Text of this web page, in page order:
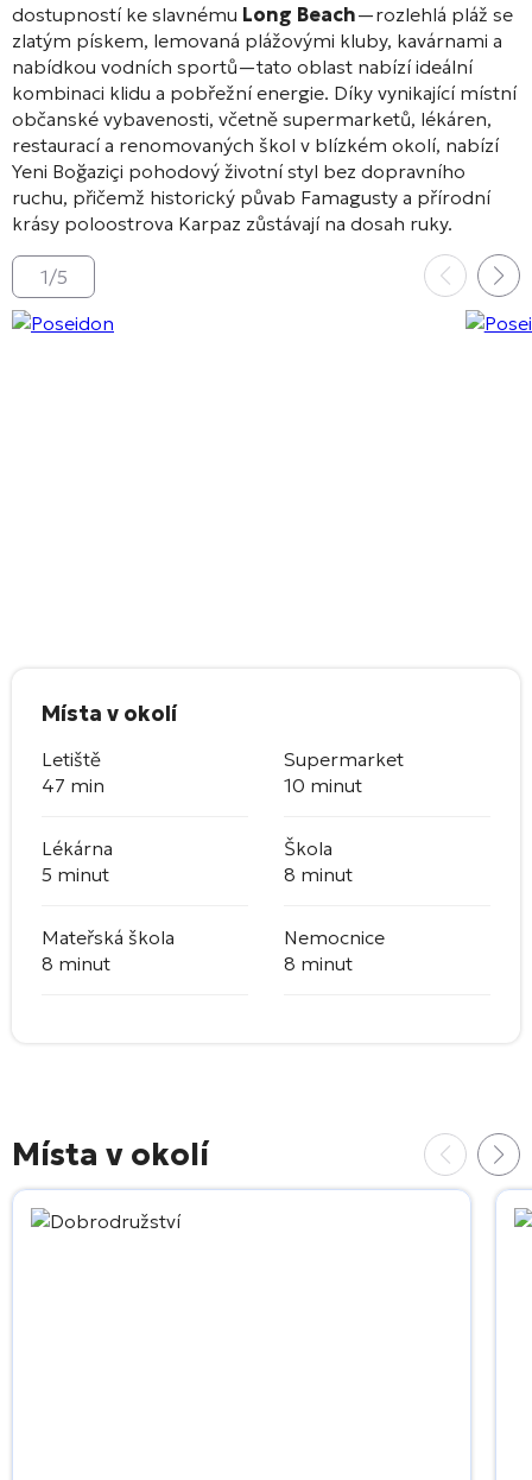
dostupností ke slavnému Long Beach—rozlehlá pláž se
zlatým pískem, lemovaná plážovými kluby, kavárnami a
nabídkou vodních sportů—tato oblast nabízí ideální
kombinaci klidu a pobřežní energie. Díky vynikající místní
občanské vybavenosti, včetně supermarketů, lékáren,
restaurací a renomovaných škol v blízkém okolí, nabízí
Yeni Boğaziçi pohodový životní styl bez dopravního
ruchu, přičemž historický půvab Famagusty a přírodní
krásy poloostrova Karpaz zůstávají na dosah ruky.
1/5
Místa v okolí
Letiště
47 min
Supermarket
10 minut
Lékárna
5 minut
Škola
8 minut
Mateřská škola
8 minut
Nemocnice
8 minut
Místa v okolí